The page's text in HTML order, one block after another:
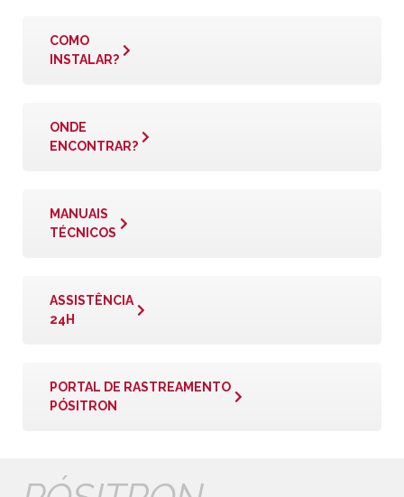
COMO
INSTALAR?
ONDE
ENCONTRAR?
MANUAIS
TÉCNICOS
ASSISTÊNCIA
24H
PORTAL DE RASTREAMENTO
PÓSITRON